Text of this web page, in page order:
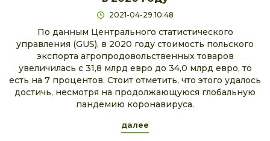
2021-04-29 10:48
По данным Центрального статистического
управления (GUS), в 2020 году стоимость польского
экспорта агропродовольственных товаров
увеличилась с 31,8 млрд евро до 34,0 млрд евро, то
есть на 7 процентов. Стоит отметить, что этого удалось
достичь, несмотря на продолжающуюся глобальную
пандемию коронавируса.
далее